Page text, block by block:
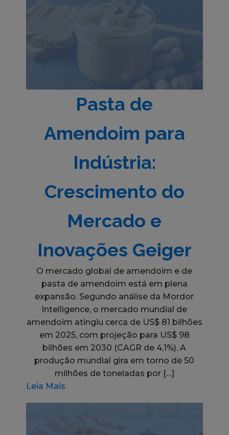
Pasta de
Amendoim para
Indústria:
Crescimento do
Mercado e
Inovações Geiger
O mercado global de amendoim e de
pasta de amendoim está em plena
expansão. Segundo análise da Mordor
Intelligence, o mercado mundial de
amendoim atingiu cerca de US$ 81 bilhões
em 2025, com projeção para US$ 98
bilhões em 2030 (CAGR de 4,1%). A
produção mundial gira em torno de 50
milhões de toneladas por […]
Leia Mais